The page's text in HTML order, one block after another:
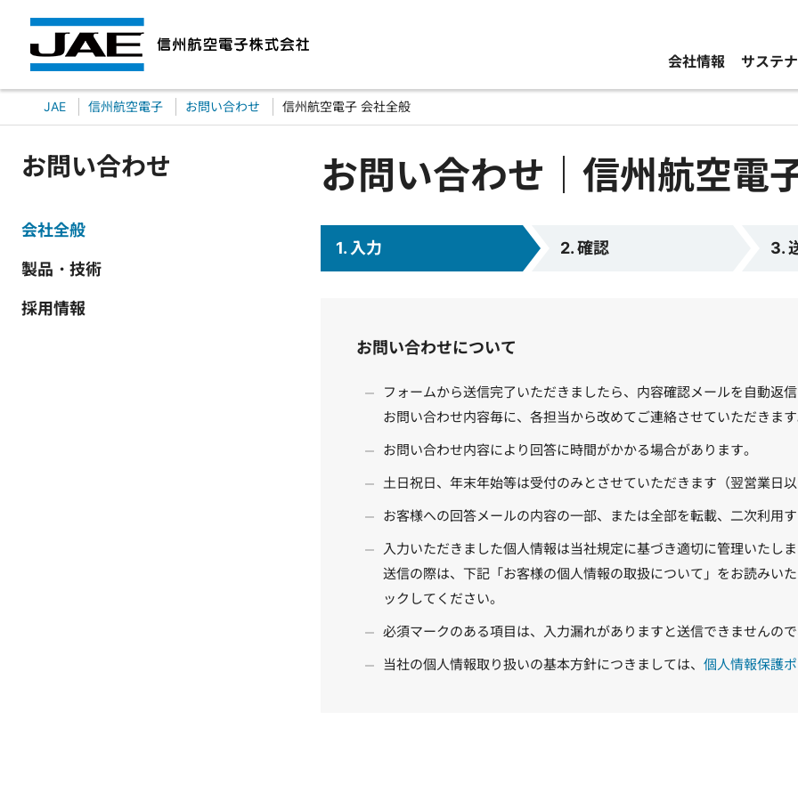
会社情報 サステ
JAE 信州航空電子 お問い合わせ 信州航空電子 会社全般
お問い合わせ
会社全般
製品・技術
採用情報
お問い合わせ｜信州航空電
1. 入力 2. 確認 3.
お問い合わせについて
フォームから送信完了いただきましたら、内容確認メールを自動返
お問い合わせ内容毎に、各担当から改めてご連絡させていただきま
お問い合わせ内容により回答に時間がかかる場合があります。
土日祝日、年末年始等は受付のみとさせていただきます（翌営業日
お客様への回答メールの内容の一部、または全部を転載、二次利用
入力いただきました個人情報は当社規定に基づき適切に管理いたし
送信の際は、下記「お客様の個人情報の取扱について」をお読みい
ックしてください。
必須マークのある項目は、入力漏れがありますと送信できませんの
当社の個人情報取り扱いの基本方針につきましては、 個人情報保護